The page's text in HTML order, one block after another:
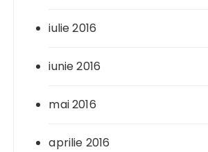
iulie 2016
iunie 2016
mai 2016
aprilie 2016